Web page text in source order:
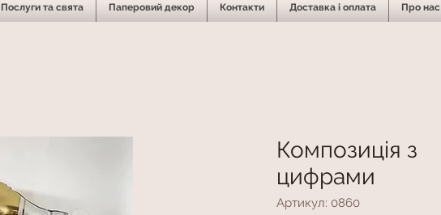
Послуги та свята Паперовий декор Контакти Доставка і оплата Про нас
Композиція з
цифрами
Артикул: 0860